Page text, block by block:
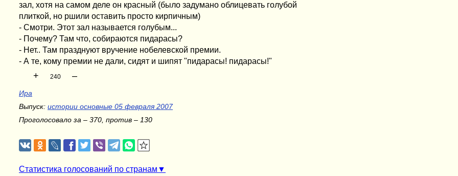
зал, хотя на самом деле он красный (было задумано облицевать голубой
плиткой, но ршили оставить просто кирпичным)
- Смотри. Этот зал называется голубым...
- Почему? Там что, собираются пидарасы?
- Нет.. Там празднуют вручение нобелевской премии.
- А те, кому премии не дали, сидят и шипят "пидарасы! пидарасы!"
+ 240 –
Ира
Выпуск: истории основные 05 февраля 2007
Проголосовало за – 370, против – 130
Статистика голосований по странам